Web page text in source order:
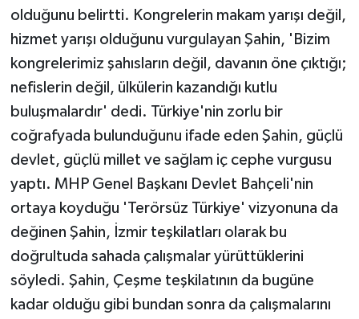
olduğunu belirtti. Kongrelerin makam yarışı değil,
hizmet yarışı olduğunu vurgulayan Şahin, 'Bizim
kongrelerimiz şahısların değil, davanın öne çıktığı;
nefislerin değil, ülkülerin kazandığı kutlu
buluşmalardır' dedi. Türkiye'nin zorlu bir
coğrafyada bulunduğunu ifade eden Şahin, güçlü
devlet, güçlü millet ve sağlam iç cephe vurgusu
yaptı. MHP Genel Başkanı Devlet Bahçeli'nin
ortaya koyduğu 'Terörsüz Türkiye' vizyonuna da
değinen Şahin, İzmir teşkilatları olarak bu
doğrultuda sahada çalışmalar yürüttüklerini
söyledi. Şahin, Çeşme teşkilatının da bugüne
kadar olduğu gibi bundan sonra da çalışmalarını